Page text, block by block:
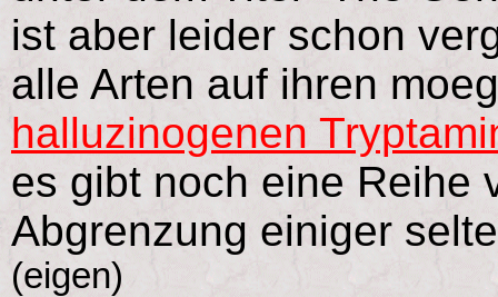
ist aber leider schon
alle Arten auf ihren
halluzinogenen
es gibt noch eine Reihe
Abgrenzung einiger
(eigen)